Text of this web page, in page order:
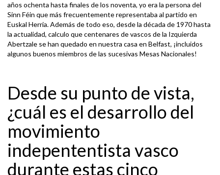
años ochenta hasta finales de los noventa, yo era la persona del
Sinn Féin que más frecuentemente representaba al partido en
Euskal Herria. Además de todo eso, desde la década de 1970 hasta
la actualidad, calculo que centenares de vascos de la Izquierda
Abertzale se han quedado en nuestra casa en Belfast, ¡incluidos
algunos buenos miembros de las sucesivas Mesas Nacionales!
Desde su punto de vista,
¿cuál es el desarrollo del
movimiento
indepententista vasco
durante estas cinco